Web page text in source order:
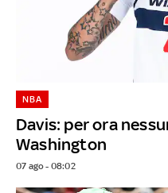
Davis: per ora
Washington
NBA
07 ago - 08:02